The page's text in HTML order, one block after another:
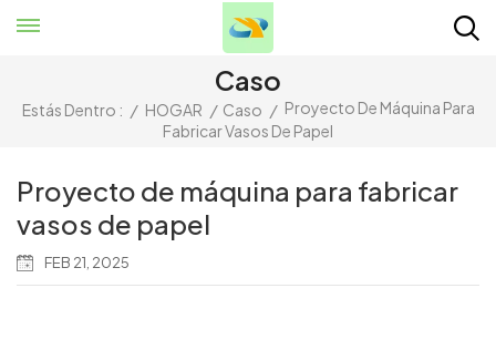
Caso
Estás Dentro : / HOGAR / Caso / Proyecto De Máquina Para
Fabricar Vasos De Papel
Proyecto de máquina para fabricar
vasos de papel
FEB 21, 2025